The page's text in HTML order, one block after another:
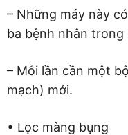
– Những máy này
ba bệnh nhân
– Mỗi lần cần một
mạch) mới.
• Lọc màng bụng